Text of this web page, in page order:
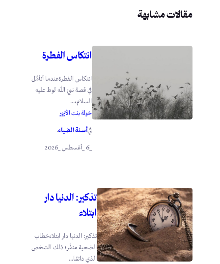
مقالات مشابهة
انتكاس الفطرة
انتكاس الفطرةعندما أتأمَّل
في قصة نبيّ الله لوط عليه
السلام،...
خولة بنت الأزور
فيأسنة الضياء.
تذكير: الدنيا دار
ابتلاء
تذكير: الدنيا دار ابتلاءخطاب
الضحية منفِّر؛ ذلك الشخص
الذي دائمًا...